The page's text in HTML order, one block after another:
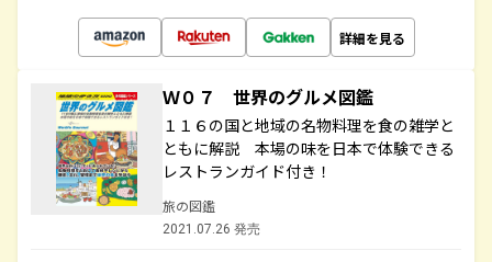
詳細を見る
Ｗ０７ 世界のグルメ図鑑
１１６の国と地域の名物料理を食の雑学と
ともに解説 本場の味を日本で体験できる
レストランガイド付き！
旅の図鑑
2021.07.26 発売